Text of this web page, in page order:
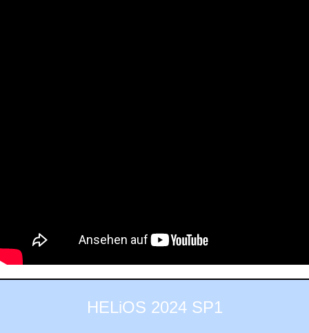
HELiOS 2024 SP1